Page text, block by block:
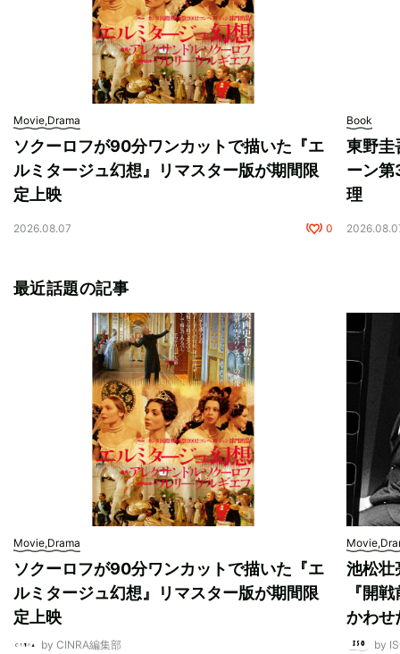
Movie,Drama
ソクーロフが90分ワンカットで描いた『エ
ルミタージュ幻想』リマスター版が期間限
定上映
2026.08.07 0
Book
東野圭
ーン第
理
最近話題の記事
Movie,Drama
ソクーロフが90分ワンカットで描いた『エ
ルミタージュ幻想』リマスター版が期間限
定上映
by CINRA編集部
池松壮
『開
かわせ
by